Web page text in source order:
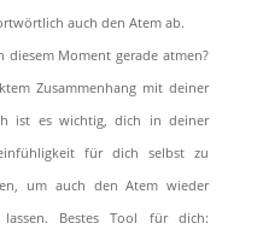
auch den Atem ab.
Moment gerade atmen?
Zusammenhang mit deiner
ist es wichtig, dich in deiner
für dich selbst zu
um auch den Atem wieder
Bestes Tool für dich: